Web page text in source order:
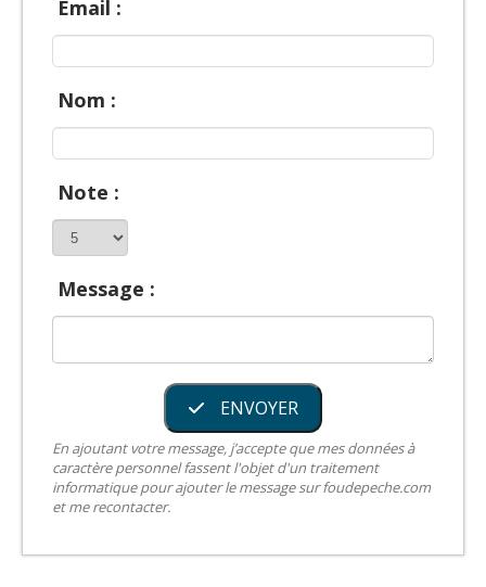
Email :
Nom :
Note :
Message :
ENVOYER
En ajoutant votre message, j’accepte que mes données à
caractère personnel fassent l'objet d'un traitement
informatique pour ajouter le message sur foudepeche.com
et me recontacter.